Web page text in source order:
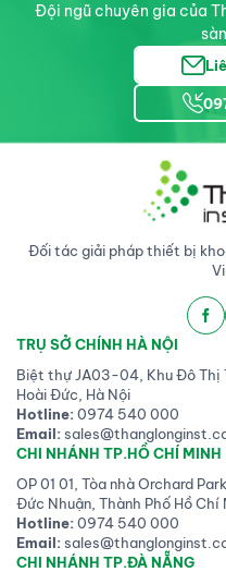
Đội ngũ chuyên gia của
Đối tác giải pháp thiết bị
TRỤ SỞ CHÍNH HÀ NỘI
Biệt thự JA03-04, Khu Đô Thị
Hoài Đức, Hà Nội
Hotline:0974 540 000
Email:
CHI NHÁNH TP.HỒ CHÍ MINH
OP 01 01, Tòa nhà Orchard
Đức Nhuận, Thành Phố Hồ Chí
Hotline:0974 540 000
Email:
CHI NHÁNH TP.ĐÀ NẴNG